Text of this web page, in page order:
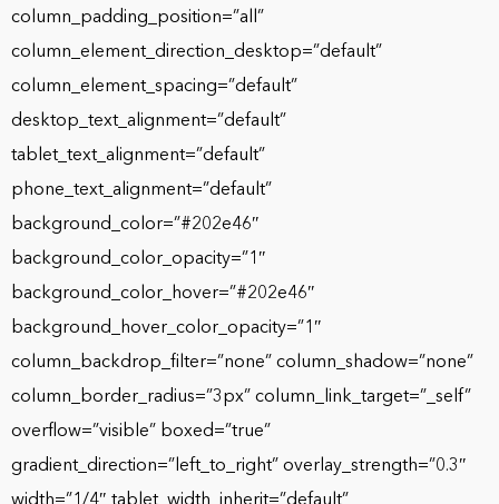
column_padding_position=”all”
column_element_direction_desktop=”default”
column_element_spacing=”default”
desktop_text_alignment=”default”
tablet_text_alignment=”default”
phone_text_alignment=”default”
background_color=”#202e46″
background_color_opacity=”1″
background_color_hover=”#202e46″
background_hover_color_opacity=”1″
column_backdrop_filter=”none” column_shadow=”none”
column_border_radius=”3px” column_link_target=”_self”
overflow=”visible” boxed=”true”
gradient_direction=”left_to_right” overlay_strength=”0.3″
width=”1/4″ tablet_width_inherit=”default”